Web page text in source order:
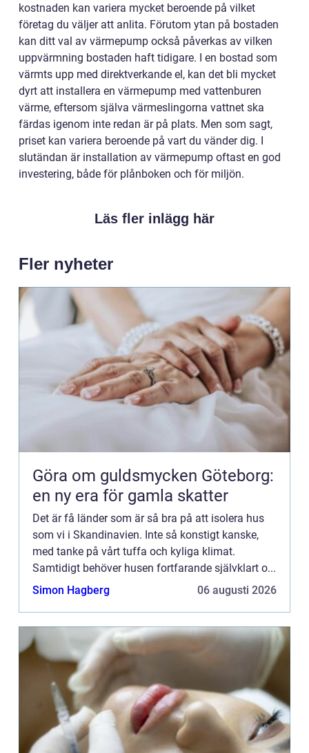
kostnaden kan variera mycket beroende på vilket
företag du väljer att anlita. Förutom ytan på bostaden
kan ditt val av värmepump också påverkas av vilken
uppvärmning bostaden haft tidigare. I en bostad som
värmts upp med direktverkande el, kan det bli mycket
dyrt att installera en värmepump med vattenburen
värme, eftersom själva värmeslingorna vattnet ska
färdas igenom inte redan är på plats. Men som sagt,
priset kan variera beroende på vart du vänder dig. I
slutändan är installation av värmepump oftast en god
investering, både för plånboken och för miljön.
Läs fler inlägg här
Fler nyheter
Göra om guldsmycken Göteborg:
en ny era för gamla skatter
Det är få länder som är så bra på att isolera hus
som vi i Skandinavien. Inte så konstigt kanske,
med tanke på vårt tuffa och kyliga klimat.
Samtidigt behöver husen fortfarande självklart o...
Simon Hagberg
06 augusti 2026